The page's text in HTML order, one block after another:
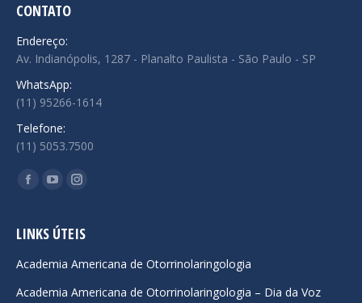
CONTATO
Endereço:
Av. Indianópolis, 1287 - Planalto Paulista - São Paulo - SP
WhatsApp:
(11) 95266-1614
Telefone:
(11) 5053.7500
Encontre-nos em:
Facebook
opens
new
window
YouTube
opens
new
window
Instagram
opens
new
window
LINKS ÚTEIS
Academia Americana de Otorrinolaringologia
Academia Americana de Otorrinolaringologia – Dia da Voz